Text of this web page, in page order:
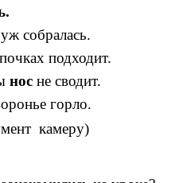
собралась.
подходит.
нос не сводит.
горло.
камеру)